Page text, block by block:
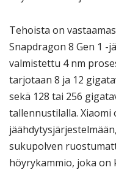
Tehoista on
Snapdragon 8 Gen 1 -
valmistettu 4 nm
tarjotaan 8 ja 12
sekä 128 tai 256
tallennustilalla.
sukupolven
höyrykammio, joka on